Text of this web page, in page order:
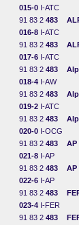
015-0 I-ATC
91 83 2 483
016-8 I-ATC
91 83 2 483
017-6 I-ATC
91 83 2 483
018-4 I-AW
91 83 2 483
019-2 I-ATC
91 83 2 483
020-0 I-OCG
91 83 2 483
021-8 I-AP
AP
91 83 2 483
022-6 I-AP
AP
91 83 2 483
023-4 I-FER
91 83 2 483